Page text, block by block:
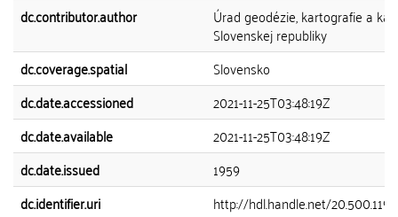
dc.contributor.author Úrad geodézie, kartografie a
Slovenskej republiky
dc.coverage.spatial
Slovensko
dc.date.accessioned
2021-11-25T03:48:19Z
dc.date.available
2021-11-25T03:48:19Z
dc.date.issued
1959
dc.identifier.uri
http://hdl.handle.net/